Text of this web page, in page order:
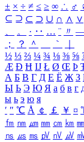
± × ÷ ≠ ≤ ≥ ∞ ∴ ♂
⊆ ⊇ ⊂ ⊃ ∪ ∩ ∧ ∨
、
。 · ‥ … ¨ 〃
；
？ ＾ ｀
½ ⅓ ⅔ ¼ ¾ ⅛ ⅜ ⅝
Æ Ð Ħ Ĳ Ł Ø Œ Þ
А Б В Г Д Е Ё Ж З
Ы Ь Э Ю Я а б в г
ы ь э ю я
′ ″ ℃ Å ￠ ￡ ￥ ¤
㎙ ㎚ ㎛ ㎜ ㎝ ㎞
㎱ ㎲ ㎳ ㎴ ㎵ ㎶